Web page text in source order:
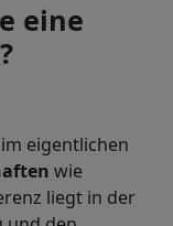
eine
im eigentlichen
wie
liegt in der